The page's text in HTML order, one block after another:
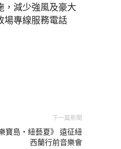
，減少強風及豪大
場專線服務電話
下一篇新聞
寶島・紐藝夏》 遠征紐
西蘭行前音樂會